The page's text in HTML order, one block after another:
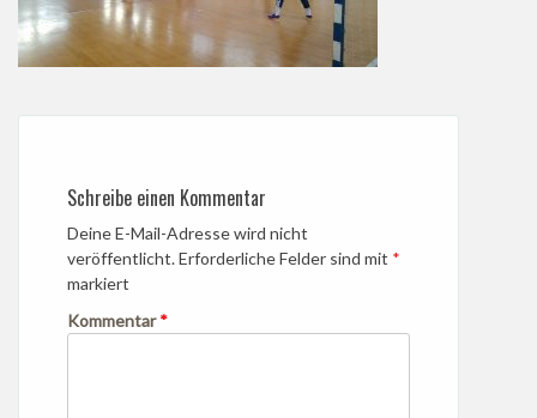
Schreibe einen Kommentar
Deine E-Mail-Adresse wird nicht
veröffentlicht.Erforderliche Felder sind mit *
markiert
Kommentar*